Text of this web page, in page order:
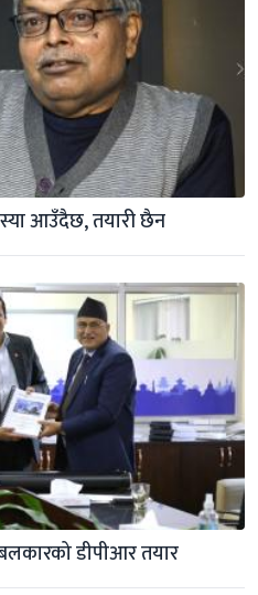
आउँदैछ, तयारी छैन
डीपीआर तयार